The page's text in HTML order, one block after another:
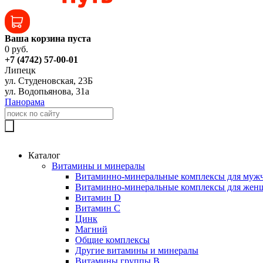
Ваша корзина пуста
0 руб.
+7 (4742) 57-00-01
Липецк
ул. Студеновская, 23Б
ул. Водопьянова, 31а
Панорама
Каталог
Витамины и минералы
Витаминно-минеральные комплексы для
Витаминно-минеральные комплексы для
Витамин D
Витамин C
Цинк
Магний
Общие комплексы
Другие витамины и минералы